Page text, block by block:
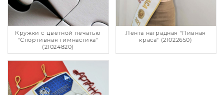
Кружки с цветной печатью
"Спортивная гимнастика"
(21024820)
Лента наградная "Пивная
краса" (21022650)